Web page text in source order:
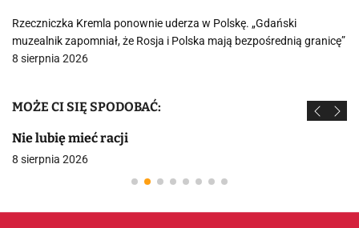
Rzeczniczka Kremla ponownie uderza w Polskę. „Gdański
muzealnik zapomniał, że Rosja i Polska mają bezpośrednią granicę”
8 sierpnia 2026
MOŻE CI SIĘ SPODOBAĆ:
Nie lubię mieć racji
8 sierpnia 2026